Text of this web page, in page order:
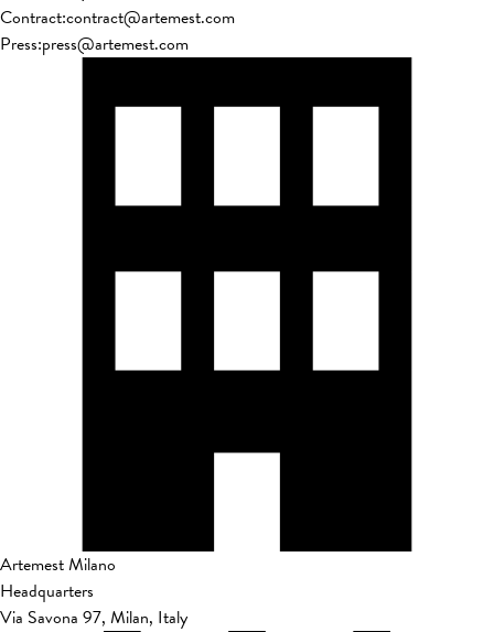
Contract:contract@artemest.com
Press:press@artemest.com
Artemest Milano
Headquarters
Via Savona 97, Milan, Italy